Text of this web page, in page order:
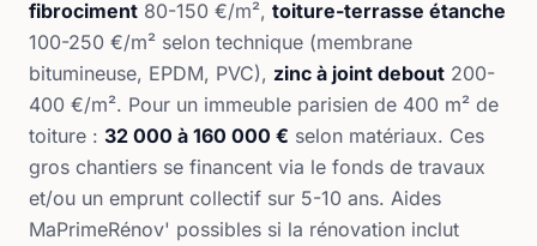
fibrociment 80-150 €/m², toiture-terrasse étanche
100-250 €/m² selon technique (membrane
bitumineuse, EPDM, PVC), zinc à joint debout 200-
400 €/m². Pour un immeuble parisien de 400 m² de
toiture : 32 000 à 160 000 € selon matériaux. Ces
gros chantiers se financent via le fonds de travaux
et/ou un emprunt collectif sur 5-10 ans. Aides
MaPrimeRénov' possibles si la rénovation inclut